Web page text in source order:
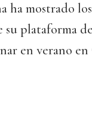
ha mostrado
plataforma
en verano